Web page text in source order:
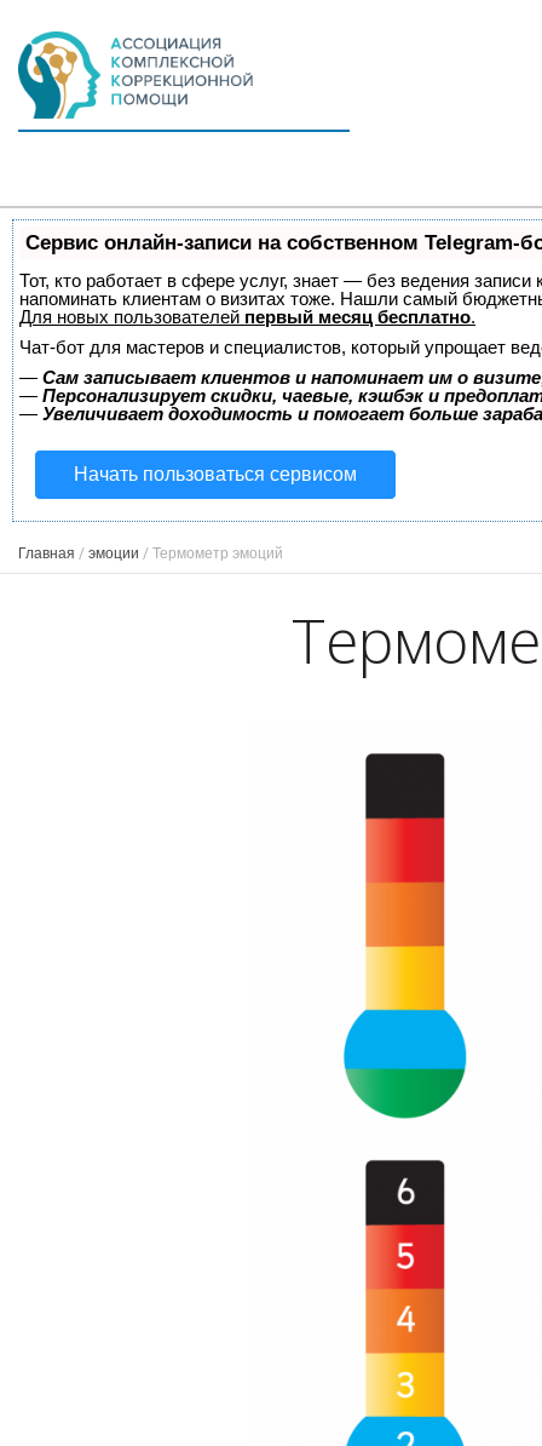
Сервис онлайн-записи на собственном Telegram-
Тот, кто работает в сфере услуг, знает — без ведения
напоминать клиентам о визитах тоже. Нашли самый
Для новых пользователей первый месяц бесплатно.
Чат-бот для мастеров и специалистов, который упрощает
— Сам записывает клиентов и напоминает им о
— Персонализирует скидки, чаевые, кэшбэк и
— Увеличивает доходимость и помогает больше
Начать пользоваться сервисом
Главная / эмоции / Термометр эмоций